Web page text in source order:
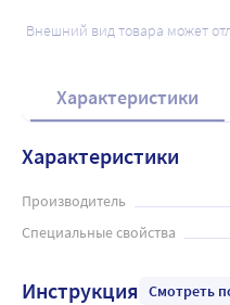
Внешний вид товара может
Характеристики
Характеристики
Производитель
Специальные свойства
Инструкция Смотреть